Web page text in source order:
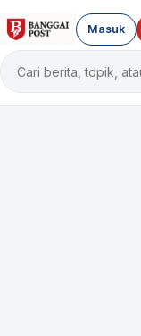
Cari
berita
Masuk